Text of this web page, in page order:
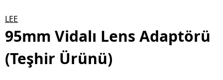
LEE
95mm Vidalı Lens Adaptörü
(Teşhir Ürünü)